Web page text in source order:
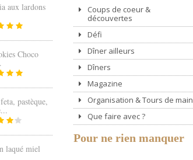
aux lardons
Choco
pastèque,
laqué miel
Coups de coeur &
découvertes
Défi
Dîner ailleurs
Dîners
Magazine
Organisation & Tours de main
Que faire avec ?
Pour ne rien manquer